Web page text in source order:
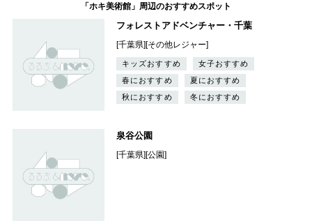
「ホキ美術館」周辺のおすすめスポット
フォレストアドベンチャー・千葉
[千葉県][その他レジャー]
キッズおすすめ
女子おすすめ
春におすすめ
夏におすすめ
秋におすすめ
冬におすすめ
泉谷公園
[千葉県][公園]